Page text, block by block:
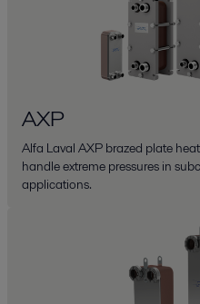
AXP
Alfa Laval AXP brazed plate
handle extreme pressures in
applications.